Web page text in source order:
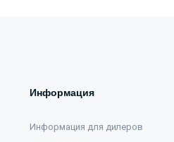
Информация
Информация для дилеров